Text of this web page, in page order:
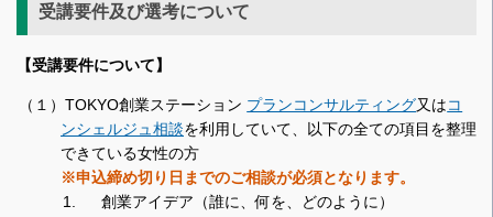
受講要件及び選考について
【受講要件について】
（１）TOKYO創業ステーション プランコンサルティング又はコ
ンシェルジュ相談を利用していて、以下の全ての項目を整理
できている女性の方
※申込締め切り日までのご相談が必須となります。
創業アイデア（誰に、何を、どのように）